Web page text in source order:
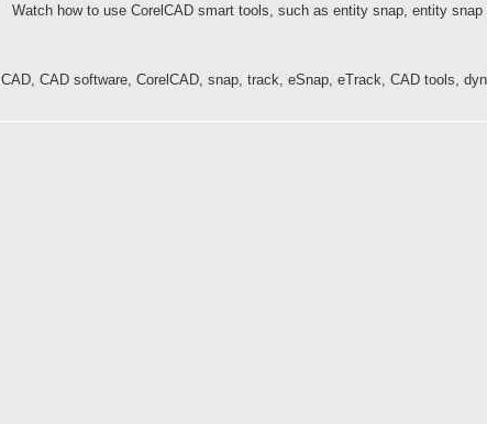
Watch how to use CorelCAD smart tools, such as entity snap, entity
CAD, CAD software, CorelCAD, snap, track, eSnap, eTrack, CAD tools,